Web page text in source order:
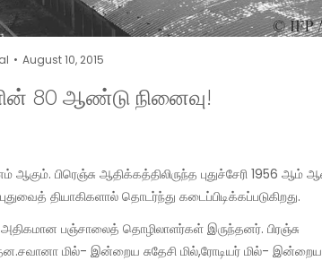
August 10, 2015
80 ஆண்டு நினைவு!
தியாகிகளால் தொடர்ந்து கடைப்பிடிக்கப்படுகிறது.
மில்- இன்றைய சுதேசி மில்,ரோடியர் மில்- இன்றைய